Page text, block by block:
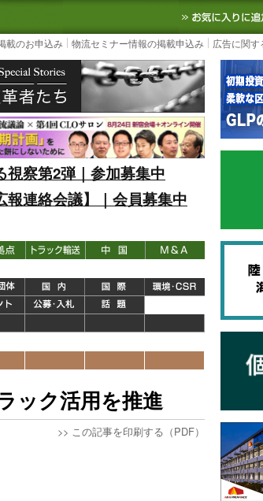
の物流ニュースサイト3PL, SCMなど国内外の最新の物
載のお申込み 物流セミナー情報の掲載申込み 広告に関
察第2弾｜参加募集中
連絡会議】｜会員募集中
ック活用を推進
>> この記事を印刷する（PDF）